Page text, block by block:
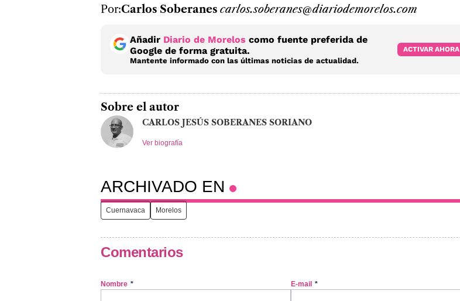
Por:Carlos Soberanes carlos.soberanes@diariodemorelos.com
Añadir Diario de Morelos como fuente preferida de
Google de forma gratuita.
Mantente informado con las últimas noticias de actualidad.
ACTIVAR AHORA
Sobre el autor
CARLOS JESÚS SOBERANES SORIANO
Ver biografía
ARCHIVADO EN
Cuernavaca Morelos
Comentarios
Nombre * E-mail *